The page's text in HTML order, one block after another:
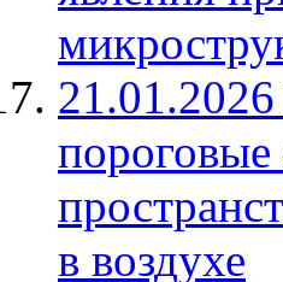
в воздухе